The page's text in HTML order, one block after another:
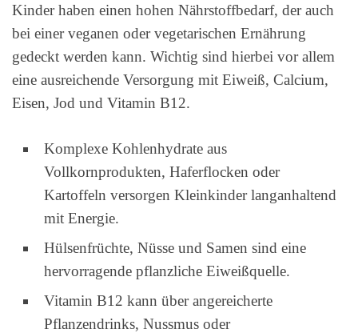
Kinder haben einen hohen Nährstoffbedarf, der auch
bei einer veganen oder vegetarischen Ernährung
gedeckt werden kann. Wichtig sind hierbei vor allem
eine ausreichende Versorgung mit Eiweiß, Calcium,
Eisen, Jod und Vitamin B12.
Komplexe Kohlenhydrate aus
Vollkornprodukten, Haferflocken oder
Kartoffeln versorgen Kleinkinder langanhaltend
mit Energie.
Hülsenfrüchte, Nüsse und Samen sind eine
hervorragende pflanzliche Eiweißquelle.
Vitamin B12 kann über angereicherte
Pflanzendrinks, Nussmus oder